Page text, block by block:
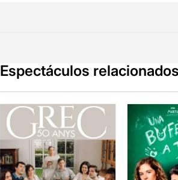
Espectáculos